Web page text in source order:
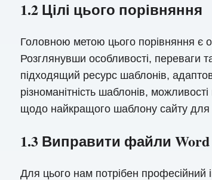
1.2 Цілі цього порівняння
Головною метою цього порівняння є
Розглянувши особливості, переваги
підходящий ресурс шаблонів,
різноманітність шаблонів,
щодо найкращого шаблону сайту для
1.3 Виправити файли Word
Для цього нам потрібен професійний